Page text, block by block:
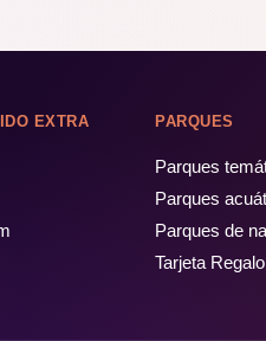
EXTRA PARQUES
Parques
Parques
Parques de
Tarjeta Regalo